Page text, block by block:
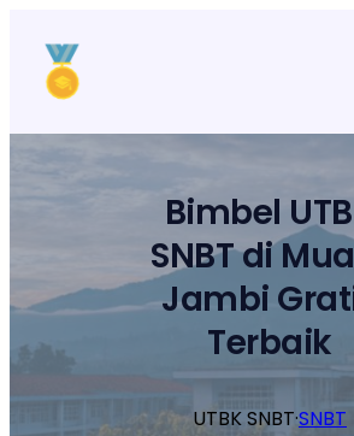
konten
Bimbel
SNBT di
Jambi
Terbaik
UTBK SNBT·SNBT